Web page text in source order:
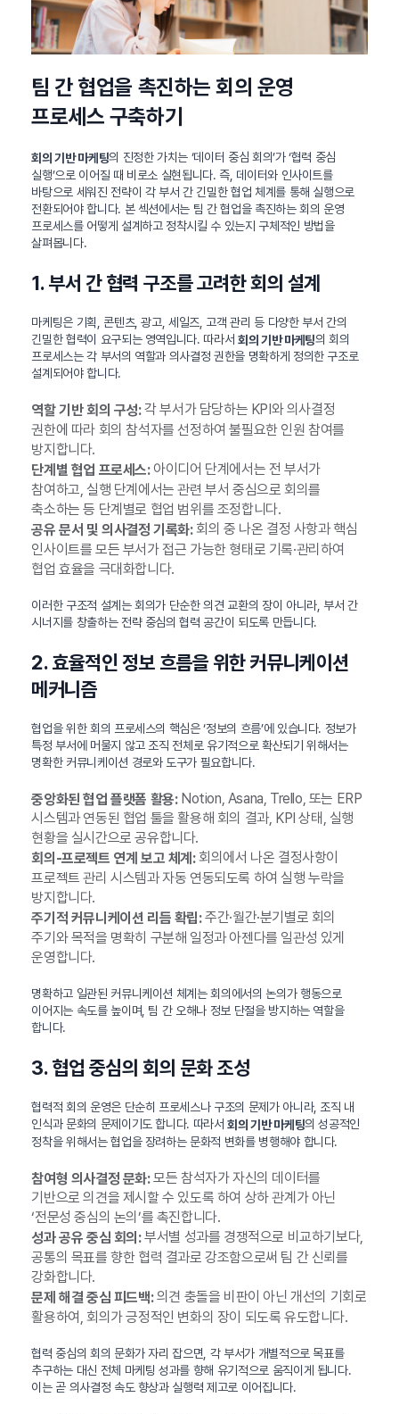
팀 간 협업을 촉진하는 회의 운영
프로세스 구축하기
회의 기반 마케팅의 진정한 가치는 ‘데이터 중심 회의’가 ‘협력 중심
실행’으로 이어질 때 비로소 실현됩니다. 즉, 데이터와 인사이트를
바탕으로 세워진 전략이 각 부서 간 긴밀한 협업 체계를 통해 실행으로
전환되어야 합니다. 본 섹션에서는 팀 간 협업을 촉진하는 회의 운영
프로세스를 어떻게 설계하고 정착시킬 수 있는지 구체적인 방법을
살펴봅니다.
1. 부서 간 협력 구조를 고려한 회의 설계
마케팅은 기획, 콘텐츠, 광고, 세일즈, 고객 관리 등 다양한 부서 간의
긴밀한 협력이 요구되는 영역입니다. 따라서 회의 기반 마케팅의 회의
프로세스는 각 부서의 역할과 의사결정 권한을 명확하게 정의한 구조로
설계되어야 합니다.
역할 기반 회의 구성:각 부서가 담당하는 KPI와 의사결정
권한에 따라 회의 참석자를 선정하여 불필요한 인원 참여를
방지합니다.
단계별 협업 프로세스:아이디어 단계에서는 전 부서가
참여하고, 실행 단계에서는 관련 부서 중심으로 회의를
축소하는 등 단계별로 협업 범위를 조정합니다.
공유 문서 및 의사결정 기록화:회의 중 나온 결정 사항과 핵심
인사이트를 모든 부서가 접근 가능한 형태로 기록·관리하여
협업 효율을 극대화합니다.
이러한 구조적 설계는 회의가 단순한 의견 교환의 장이 아니라, 부서 간
시너지를 창출하는 전략 중심의 협력 공간이 되도록 만듭니다.
2. 효율적인 정보 흐름을 위한 커뮤니케이션
메커니즘
협업을 위한 회의 프로세스의 핵심은 ‘정보의 흐름’에 있습니다. 정보가
특정 부서에 머물지 않고 조직 전체로 유기적으로 확산되기 위해서는
명확한 커뮤니케이션 경로와 도구가 필요합니다.
중앙화된 협업 플랫폼 활용:Notion, Asana, Trello, 또는 ERP
시스템과 연동된 협업 툴을 활용해 회의 결과, KPI 상태, 실행
현황을 실시간으로 공유합니다.
회의-프로젝트 연계 보고 체계:회의에서 나온 결정사항이
프로젝트 관리 시스템과 자동 연동되도록 하여 실행 누락을
방지합니다.
주기적 커뮤니케이션 리듬 확립:주간·월간·분기별로 회의
주기와 목적을 명확히 구분해 일정과 아젠다를 일관성 있게
운영합니다.
명확하고 일관된 커뮤니케이션 체계는 회의에서의 논의가 행동으로
이어지는 속도를 높이며, 팀 간 오해나 정보 단절을 방지하는 역할을
합니다.
3. 협업 중심의 회의 문화 조성
협력적 회의 운영은 단순히 프로세스나 구조의 문제가 아니라, 조직 내
인식과 문화의 문제이기도 합니다. 따라서회의 기반 마케팅의 성공적인
정착을 위해서는 협업을 장려하는 문화적 변화를 병행해야 합니다.
참여형 의사결정 문화:모든 참석자가 자신의 데이터를
기반으로 의견을 제시할 수 있도록 하여 상하 관계가 아닌
‘전문성 중심의 논의’를 촉진합니다.
성과 공유 중심 회의:부서별 성과를 경쟁적으로 비교하기보다,
공통의 목표를 향한 협력 결과로 강조함으로써 팀 간 신뢰를
강화합니다.
문제 해결 중심 피드백:의견 충돌을 비판이 아닌 개선의 기회로
활용하여, 회의가 긍정적인 변화의 장이 되도록 유도합니다.
협력 중심의 회의 문화가 자리 잡으면, 각 부서가 개별적으로 목표를
추구하는 대신 전체 마케팅 성과를 향해 유기적으로 움직이게 됩니다.
이는 곧 의사결정 속도 향상과 실행력 제고로 이어집니다.